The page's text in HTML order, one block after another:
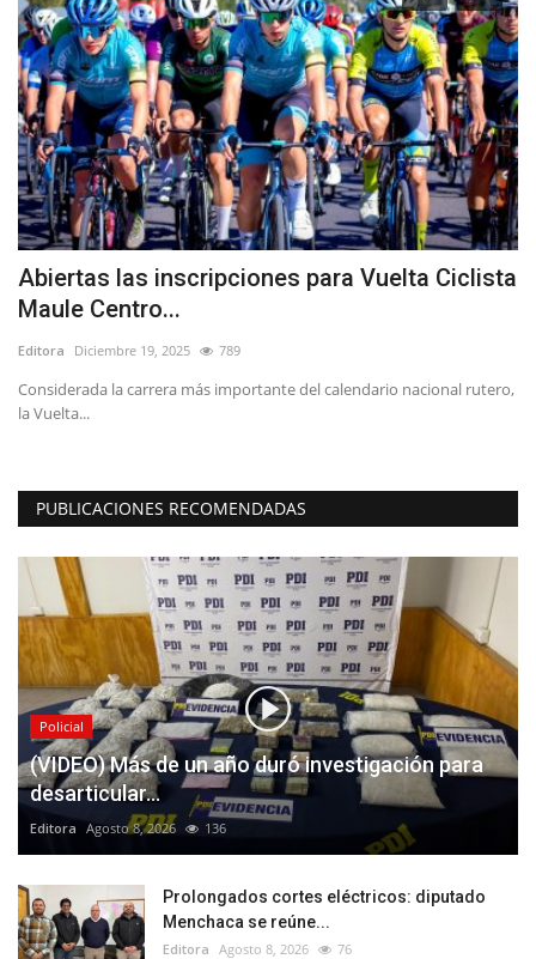
Abiertas las inscripciones para Vuelta Ciclista
Maule Centro...
Editora Diciembre 19, 2025 789
Considerada la carrera más importante del calendario nacional rutero,
la Vuelta...
PUBLICACIONES RECOMENDADAS
Policial
(VIDEO) Más de un año duró investigación para
desarticular...
Editora Agosto 8, 2026 136
Prolongados cortes eléctricos: diputado
Menchaca se reúne...
Editora Agosto 8, 2026 76